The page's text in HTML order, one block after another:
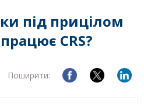
під прицілом
CRS?
Поширити: